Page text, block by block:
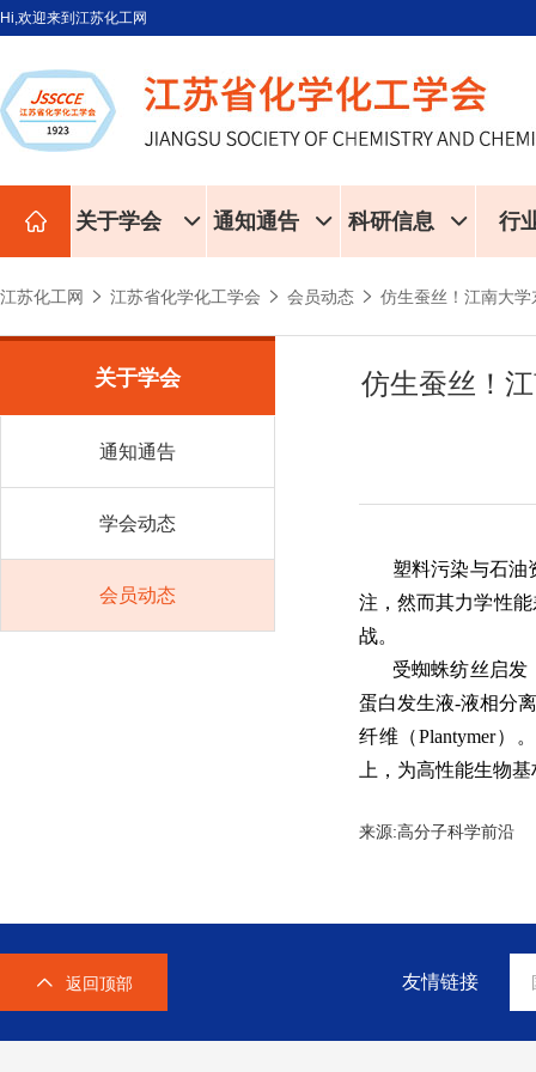
Hi,欢迎来到江苏化工网
关于学会 通知通告 科研信息 行
江苏化工网 江苏省化学化工学会 会员动态 仿生蚕丝！江南大
关于学会
通知通告
学会动态
会员动态
仿生蚕丝！
塑料污染与石油
注，然而其力学性
战。
受蜘蛛纺丝启发
蛋白发生液-液相分
纤维（Plantymer）
上，为高性能生物
来源:高分子科学前
返回顶部 友情链接